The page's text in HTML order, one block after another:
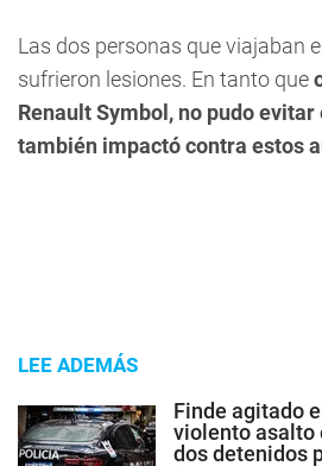
Las dos personas que viajaban
sufrieron lesiones. En tanto que
Renault Symbol, no pudo
también impactó contra estos
LEE ADEMÁS
Finde agitado
violento asalto
dos detenidos